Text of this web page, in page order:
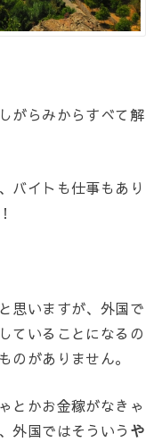
がらみからすべて解
バイトも仕事もあり
思いますが、外国で
ていることになるの
のがありません。
とかお金稼がなきゃ
外国ではそういう や